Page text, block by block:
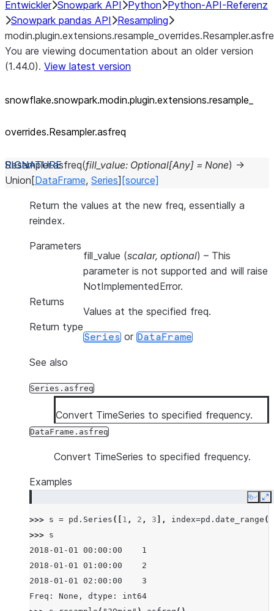
Entwickler Snowpark API Python Python-API-Referenz
Snowpark pandas API
Resampling
You are viewing documentation about an older version
(1.44.0). View latest version
snowflake.snowpark.modin.plugin.extensions.resample_
overrides.Resampler.asfreq
Resampler.asfreq(fill_value: Optional[Any] = None) →
Union [DataFrame, Series] [source]
Return the values at the new freq, essentially a
reindex.
Parameters
fill_value (scalar, optional) – This
parameter is not supported and will raise
NotImplementedError.
Returns
Values at the specified freq.
Return type
Series or DataFrame
See also
Series.asfreq
Convert TimeSeries to specified frequency.
DataFrame.asfreq
Convert TimeSeries to specified frequency.
Examples
Copy
>>> s = pd . Series ([ 1 , 2 , 3 ], index=pd . date_range (
>>> s
2018-01-01 00:00:00    1
2018-01-01 01:00:00    2
2018-01-01 02:00:00    3
Freq: None, dtype: int64